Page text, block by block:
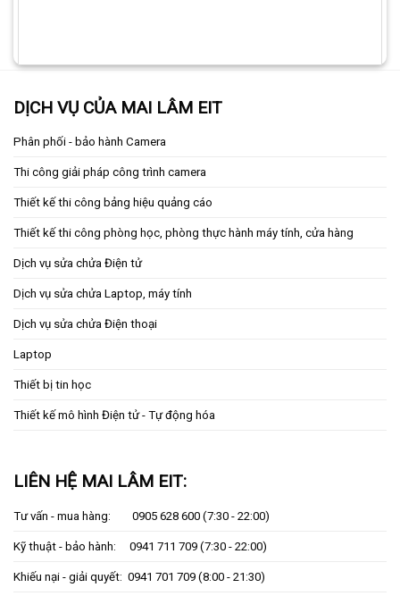
DỊCH VỤ CỦA MAI LÂM EIT
Phân phối - bảo hành Camera
Thi công giải pháp công trình camera
Thiết kế thi công bảng hiệu quảng cáo
Thiết kế thi công phòng học, phòng thực hành máy tính, cửa hàng
Dịch vụ sửa chửa Điện tử
Dịch vụ sửa chửa Laptop, máy tính
Dịch vụ sửa chửa Điện thoại
Laptop
Thiết bị tin học
Thiết kế mô hình Điện tử - Tự động hóa
LIÊN HỆ MAI LÂM EIT:
Tư vấn - mua hàng: 0905 628 600 (7:30 - 22:00)
Kỹ thuật - bảo hành: 0941 711 709 (7:30 - 22:00)
Khiếu nại - giải quyết: 0941 701 709 (8:00 - 21:30)